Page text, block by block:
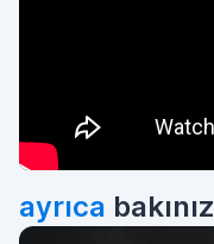
ayrıca bakınız